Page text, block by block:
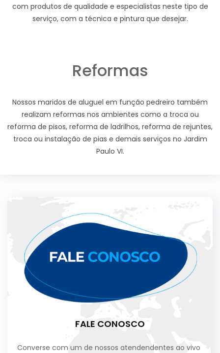
com produtos de qualidade e especialistas neste tipo de
serviço, com a técnica e pintura que desejar.
Reformas
Nossos maridos de aluguel em função pedreiro também
realizam reformas nos ambientes como a troca ou
reforma de pisos, reforma de ladrilhos, reforma de rejuntes,
troca ou instalação de pias e demais serviços no Jardim
Paulo VI.
FALE CONOSCO
Converse com um de nossos atendendentes ao vivo